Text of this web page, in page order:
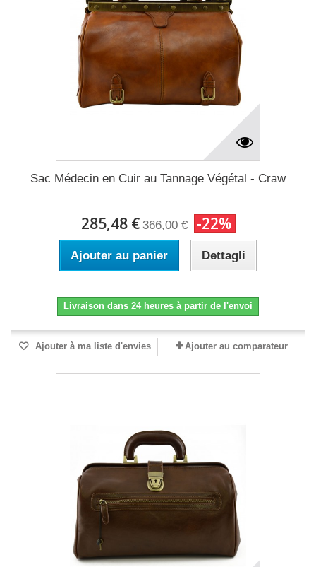
Sac Médecin en Cuir au Tannage Végétal - Craw
285,48 € 366,00 € -22%
Ajouter au panier Dettagli
Livraison dans 24 heures à partir de l'envoi
Ajouter à ma liste d'envies Ajouter au comparateur